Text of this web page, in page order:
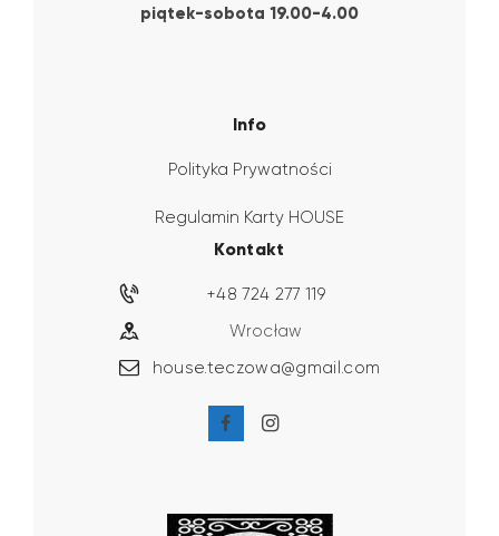
piątek-sobota 19.00-4.00
Info
Polityka Prywatności
Regulamin Karty HOUSE
Kontakt
Wrocław
house.teczowa@gmail.com
+48 724 277 119